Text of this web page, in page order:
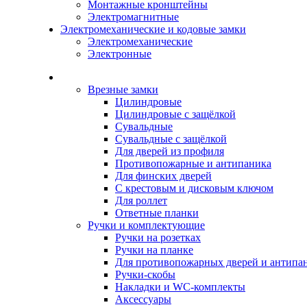
Монтажные кронштейны
Электромагнитные
Электромеханические и кодовые замки
Электромеханические
Электронные
Врезные замки
Цилиндровые
Цилиндровые с защёлкой
Сувальдные
Сувальдные с защёлкой
Для дверей из профиля
Противопожарные и антипаника
Для финских дверей
С крестовым и дисковым ключом
Для роллет
Ответные планки
Ручки и комплектующие
Ручки на розетках
Ручки на планке
Для противопожарных дверей и
Ручки-скобы
Накладки и WC-комплекты
Аксессуары